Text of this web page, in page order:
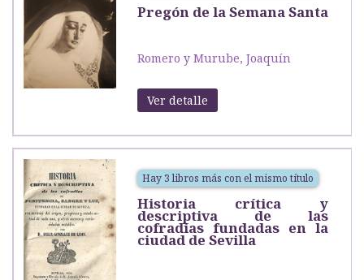
Pregón de la Semana Santa
Romero y Murube, Joaquín
Ver detalle
Hay 3 libros más con el mismo título
Historia crítica y
descriptiva de las
cofradías fundadas en la
ciudad de Sevilla